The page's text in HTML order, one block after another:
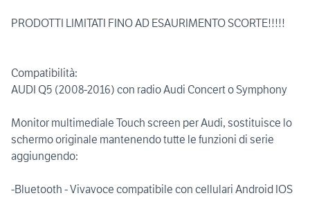
PRODOTTI LIMITATI FINO AD ESAURIMENTO SCORTE!!!!!
Compatibilità:
AUDI Q5 (2008-2016) con radio Audi Concert o Symphony
Monitor multimediale Touch screen per Audi, sostituisce lo
schermo originale mantenendo tutte le funzioni di serie
aggiungendo:
-Bluetooth - Vivavoce compatibile con cellulari Android IOS